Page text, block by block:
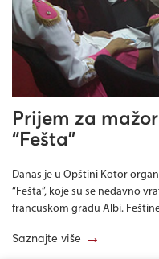
Prijem za
“Fešta”
Danas je u Opštini Kotor
“Fešta”, koje su se nedavno
francuskom gradu Albi.
Saznajte više →